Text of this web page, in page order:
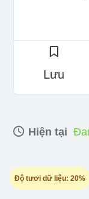
Lưu
Hiện tại
Độ tươi dữ liệu: 20%